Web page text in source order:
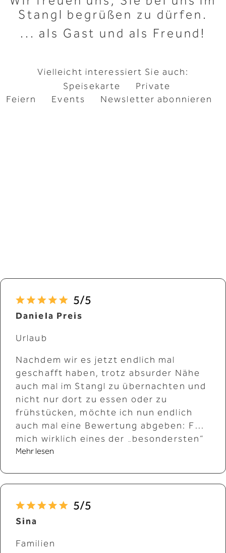
Stangl begrüßen zu dürfen.
... als Gast und als Freund!
Vielleicht interessiert Sie auch:
Speisekarte
Private
Feiern
Events Newsletter abonnieren
Daniela Preis
Urlaub
Nachdem wir es jetzt endlich mal
geschafft haben, trotz absurder Nähe
auch mal im Stangl zu übernachten und
nicht nur dort zu essen oder zu
frühstücken, möchte ich nun endlich
auch mal eine Bewertung abgeben: Für
mich wirklich eines der „besondersten“
Hotels, in denen wir bislang waren. Dass
kleiner Urlaub, aber auch übernachten
macht hier sehr großen Spaß!
Das liegt einerseits daran, dass es ein
Mehr lesen
Sina
Familien